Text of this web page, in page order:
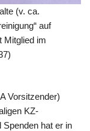
(v. ca.
auf
Mitglied im
Vorsitzender)
KZ-
hat er in